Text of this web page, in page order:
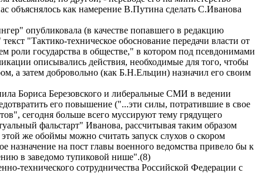
объяснялось как намерение В.Путина сделать С.Иванова
опубликовала (в качестве попавшего в редакцию
"Тактико-техническое обоснование передачи власти от
государства в обществе," в котором под псевдонимами
описывались действия, необходимые для того, чтобы
а затем добровольно (как Б.Н.Ельцин) назначил его своим
Бориса Березовского и либеральные СМИ в ведении
его повышение ("...эти силы, потратившие в свое
сегодня больше всего муссируют тему грядущего
фальстарт" Иванова, рассчитывая таким образом
же обоймы можно считать запуск слухов о скором
назначение на пост главы военного ведомства привело бы к
в заведомо тупиковой нише".(8)
технического сотрудничества Российской Федерации с